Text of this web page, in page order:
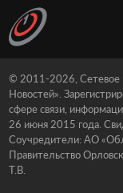
© 2011-2026, Сетевое
Новостей».
сфере связи,
26 июня 2015 года.
Соучредители: АО
Правительство
Т.В.